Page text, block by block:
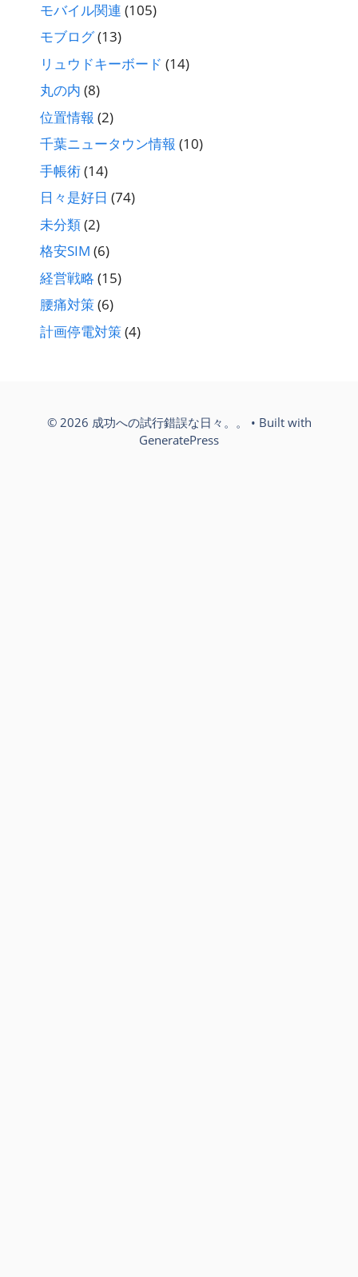
モバイル関連 (105)
モブログ(13)
リュウドキーボード (14)
丸の内 (8)
位置情報 (2)
千葉ニュータウン情報 (10)
手帳術(14)
日々是好日 (74)
未分類(2)
格安SIM (6)
経営戦略 (15)
腰痛対策 (6)
計画停電対策 (4)
© 2026 成功への試行錯誤な日々。。
• Built with
GeneratePress